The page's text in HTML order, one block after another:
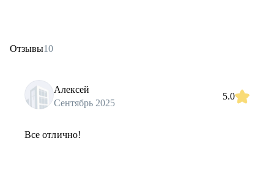
Отзывы10
Алексей
Сентябрь 2025
5.0
Все отлично!